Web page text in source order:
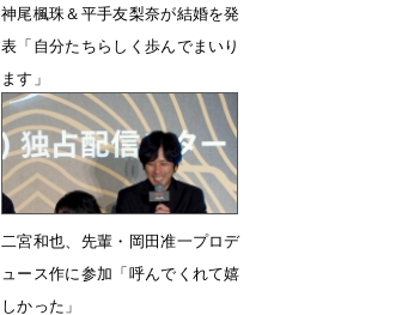
神尾楓珠＆平手友梨奈が結婚を発
表「自分たちらしく歩んでまいり
ます」
2月11日 03時11分
二宮和也、先輩・岡田准一プロデ
ュース作に参加「呼んでくれて嬉
しかった」